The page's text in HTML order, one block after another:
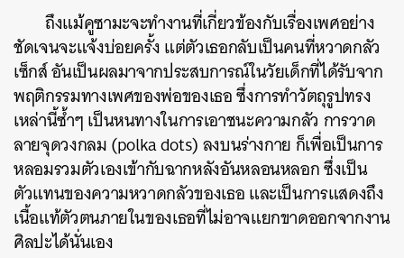
ถึงแม้คูซามะจะทำงานที่เกี่ยวข้องกับเรื่องเพศอย่าง
ชัดเจนจะแจ้งบ่อยครั้ง แต่ตัวเธอกลับเป็นคนที่หวาดกลัว
เซ็กส์ อันเป็นผลมาจากประสบการณ์ในวัยเด็กที่ได้รับจาก
พฤติกรรมทางเพศของพ่อของเธอ ซึ่งการทำวัตถุรูปทรง
เหล่านี้ซ้ำๆ เป็นหนทางในการเอาชนะความกลัว การวาด
ลายจุดวงกลม (polka dots) ลงบนร่างกาย ก็เพื่อเป็นการ
หลอมรวมตัวเองเข้ากับฉากหลังอันหลอนหลอก ซึ่งเป็น
ตัวแทนของความหวาดกลัวของเธอ และเป็นการแสดงถึง
เนื้อแท้ตัวตนภายในของเธอที่ไม่อาจแยกขาดออกจากงาน
ศิลปะได้นั่นเอง